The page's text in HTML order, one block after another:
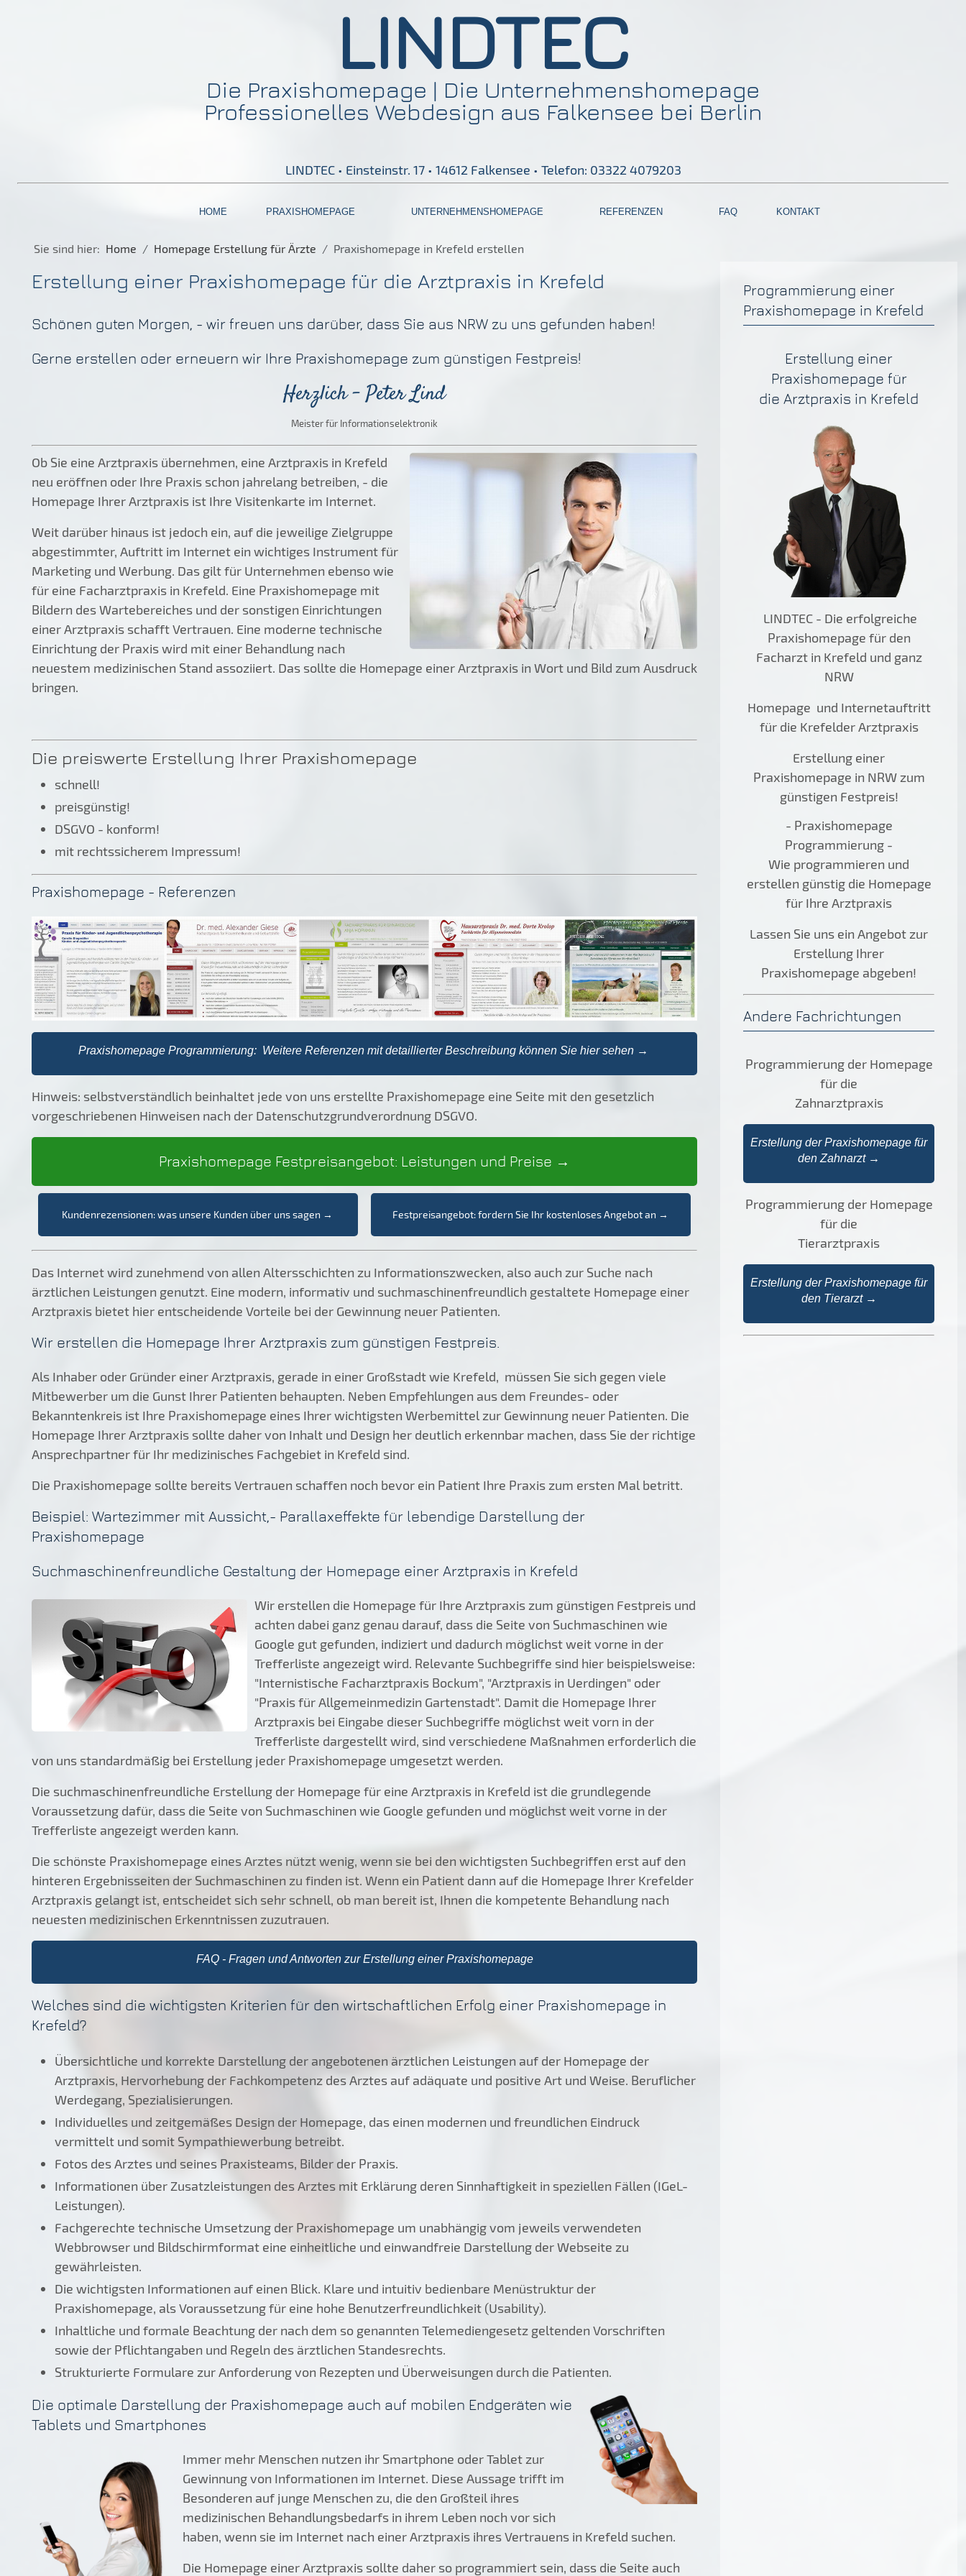
LINDTEC
Die Praxishomepage | Die Unternehmenshomepage
Professionelles Webdesign aus Falkensee bei Berlin
LINDTEC • Einsteinstr. 17 • 14612 Falkensee • Telefon: 03322 4079203
HOME PRAXISHOMEPAGE UNTERNEHMENSHOMEPAGE REFERENZEN FAQ KONTAKT
Sie sind hier: Home Homepage Erstellung für Ärzte Praxishomepage in Krefeld erstellen
Erstellung einer Praxishomepage für die Arztpraxis in Krefeld
Schönen guten Morgen, - wir freuen uns darüber, dass Sie aus NRW zu uns gefunden haben!
Gerne erstellen oder erneuern wir Ihre Praxishomepage zum günstigen Festpreis!
Herzlich - Peter Lind
Meister für Informationselektronik
Ob Sie eine Arztpraxis übernehmen, eine Arztpraxis in Krefeld
neu eröffnen oder Ihre Praxis schon jahrelang betreiben, - die
Homepage Ihrer Arztpraxis ist Ihre Visitenkarte im Internet.
Weit darüber hinaus ist jedoch ein, auf die jeweilige Zielgruppe
abgestimmter, Auftritt im Internet ein wichtiges Instrument für
Marketing und Werbung. Das gilt für Unternehmen ebenso wie
für eine Facharztpraxis in Krefeld. Eine Praxishomepage mit
Bildern des Wartebereiches und der sonstigen Einrichtungen
einer Arztpraxis schafft Vertrauen. Eine moderne technische
Einrichtung der Praxis wird mit einer Behandlung nach
neuestem medizinischen Stand assoziiert. Das sollte die Homepage einer Arztpraxis in Wort und Bild zum Ausdruck
bringen.
Die preiswerte Erstellung Ihrer Praxishomepage
schnell!
preisgünstig!
DSGVO - konform!
mit rechtssicherem Impressum!
Praxishomepage - Referenzen
Praxishomepage Programmierung: Weitere Referenzen mit detaillierter Beschreibung können Sie hier sehen →
Hinweis: selbstverständlich beinhaltet jede von uns erstellte Praxishomepage eine Seite mit den gesetzlich
vorgeschriebenen Hinweisen nach der Datenschutzgrundverordnung DSGVO.
Praxishomepage Festpreisangebot: Leistungen und Preise →
Kundenrezensionen: was unsere Kunden über uns sagen → Festpreisangebot: fordern Sie Ihr kostenloses Angebot an →
Das Internet wird zunehmend von allen Altersschichten zu Informationszwecken, also auch zur Suche nach
ärztlichen Leistungen genutzt. Eine modern, informativ und suchmaschinenfreundlich gestaltete Homepage einer
Arztpraxis bietet hier entscheidende Vorteile bei der Gewinnung neuer Patienten.
Wir erstellen die Homepage Ihrer Arztpraxis zum günstigen Festpreis.
Als Inhaber oder Gründer einer Arztpraxis, gerade in einer Großstadt wie Krefeld, müssen Sie sich gegen viele
Mitbewerber um die Gunst Ihrer Patienten behaupten. Neben Empfehlungen aus dem Freundes- oder
Bekanntenkreis ist Ihre Praxishomepage eines Ihrer wichtigsten Werbemittel zur Gewinnung neuer Patienten. Die
Homepage Ihrer Arztpraxis sollte daher von Inhalt und Design her deutlich erkennbar machen, dass Sie der richtige
Ansprechpartner für Ihr medizinisches Fachgebiet in Krefeld sind.
Die Praxishomepage sollte bereits Vertrauen schaffen noch bevor ein Patient Ihre Praxis zum ersten Mal betritt.
Beispiel: Wartezimmer mit Aussicht,- Parallaxeffekte für lebendige Darstellung der
Praxishomepage
Suchmaschinenfreundliche Gestaltung der Homepage einer Arztpraxis in Krefeld
Wir erstellen die Homepage für Ihre Arztpraxis zum günstigen Festpreis und
achten dabei ganz genau darauf, dass die Seite von Suchmaschinen wie
Google gut gefunden, indiziert und dadurch möglichst weit vorne in der
Trefferliste angezeigt wird. Relevante Suchbegriffe sind hier beispielsweise:
"Internistische Facharztpraxis Bockum", "Arztpraxis in Uerdingen" oder
"Praxis für Allgemeinmedizin Gartenstadt". Damit die Homepage Ihrer
Arztpraxis bei Eingabe dieser Suchbegriffe möglichst weit vorn in der
Trefferliste dargestellt wird, sind verschiedene Maßnahmen erforderlich die
von uns standardmäßig bei Erstellung jeder Praxishomepage umgesetzt werden.
Die suchmaschinenfreundliche Erstellung der Homepage für eine Arztpraxis in Krefeld ist die grundlegende
Voraussetzung dafür, dass die Seite von Suchmaschinen wie Google gefunden und möglichst weit vorne in der
Trefferliste angezeigt werden kann.
Die schönste Praxishomepage eines Arztes nützt wenig, wenn sie bei den wichtigsten Suchbegriffen erst auf den
hinteren Ergebnisseiten der Suchmaschinen zu finden ist. Wenn ein Patient dann auf die Homepage Ihrer Krefelder
Arztpraxis gelangt ist, entscheidet sich sehr schnell, ob man bereit ist, Ihnen die kompetente Behandlung nach
neuesten medizinischen Erkenntnissen zuzutrauen.
FAQ - Fragen und Antworten zur Erstellung einer Praxishomepage
Welches sind die wichtigsten Kriterien für den wirtschaftlichen Erfolg einer Praxishomepage in
Krefeld?
Übersichtliche und korrekte Darstellung der angebotenen ärztlichen Leistungen auf der Homepage der
Arztpraxis, Hervorhebung der Fachkompetenz des Arztes auf adäquate und positive Art und Weise. Beruflicher
Werdegang, Spezialisierungen.
Individuelles und zeitgemäßes Design der Homepage, das einen modernen und freundlichen Eindruck
vermittelt und somit Sympathiewerbung betreibt.
Fotos des Arztes und seines Praxisteams, Bilder der Praxis.
Informationen über Zusatzleistungen des Arztes mit Erklärung deren Sinnhaftigkeit in speziellen Fällen (IGeL-
Leistungen).
Fachgerechte technische Umsetzung der Praxishomepage um unabhängig vom jeweils verwendeten
Webbrowser und Bildschirmformat eine einheitliche und einwandfreie Darstellung der Webseite zu
gewährleisten.
Die wichtigsten Informationen auf einen Blick. Klare und intuitiv bedienbare Menüstruktur der
Praxishomepage, als Voraussetzung für eine hohe Benutzerfreundlichkeit (Usability).
Inhaltliche und formale Beachtung der nach dem so genannten Telemediengesetz geltenden Vorschriften
sowie der Pflichtangaben und Regeln des ärztlichen Standesrechts.
Strukturierte Formulare zur Anforderung von Rezepten und Überweisungen durch die Patienten.
Die optimale Darstellung der Praxishomepage auch auf mobilen Endgeräten wie
Tablets und Smartphones
Immer mehr Menschen nutzen ihr Smartphone oder Tablet zur
Gewinnung von Informationen im Internet. Diese Aussage trifft im
Besonderen auf junge Menschen zu, die den Großteil ihres
medizinischen Behandlungsbedarfs in ihrem Leben noch vor sich
haben, wenn sie im Internet nach einer Arztpraxis ihres Vertrauens in Krefeld suchen.
Die Homepage einer Arztpraxis sollte daher so programmiert sein, dass die Seite auch
Programmierung einer
Praxishomepage in Krefeld
Erstellung einer
Praxishomepage für
die Arztpraxis in Krefeld
LINDTEC - Die erfolgreiche
Praxishomepage für den
Facharzt in Krefeld und ganz
NRW
Homepage und Internetauftritt
für die Krefelder Arztpraxis
Erstellung einer
Praxishomepage in NRW zum
günstigen Festpreis!
- Praxishomepage
Programmierung -
Wie programmieren und
erstellen günstig die Homepage
für Ihre Arztpraxis
Lassen Sie uns ein Angebot zur
Erstellung Ihrer
Praxishomepage abgeben!
Andere Fachrichtungen
Programmierung der Homepage
für die
Zahnarztpraxis
Erstellung der Praxishomepage für
den Zahnarzt →
Programmierung der Homepage
für die
Tierarztpraxis
Erstellung der Praxishomepage für
den Tierarzt →